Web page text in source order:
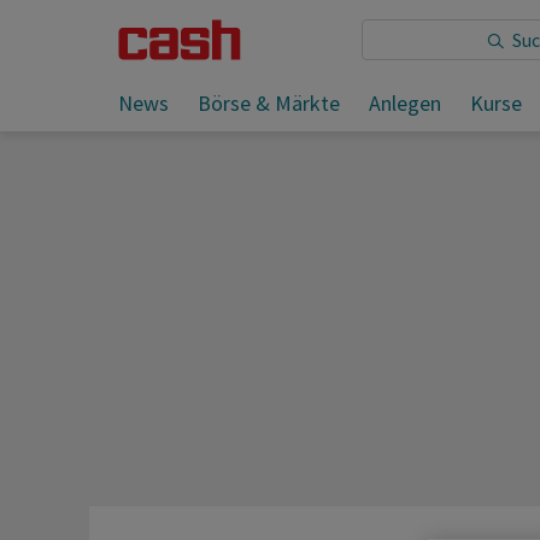
News Börse & Märkte Anlegen Kurse
Sie lesen: